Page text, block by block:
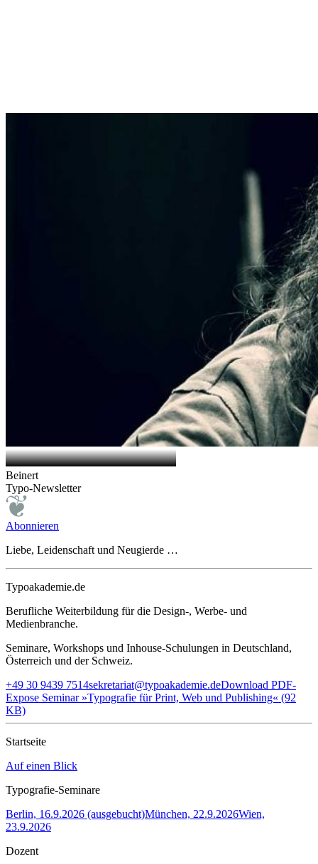
Beinert
Typo-Newsletter
Abonnieren
Liebe, Leidenschaft und Neugierde …
Typoakademie.de
Berufliche Weiterbildung für die Design-, Werbe- und
Medienbranche.
Seminare, Workshops und Inhouse-Schulungen in Deutschland,
Österreich und der Schweiz.
+49 30 9439 7514sekretariat@typoakademie.deDownload PDF-
Expose Seminar »Typografie für Print, Web und Publishing« (92
KB)
Startseite
Auf einen Blick
Typografie-Seminare
Berlin, 16.9.2026 (ausgebucht)München, 22.9.2026Wien,
23.9.2026
Dozent